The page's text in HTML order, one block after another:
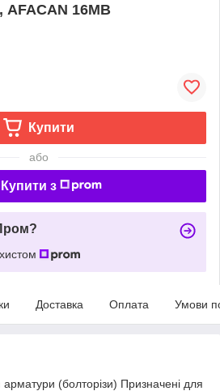
AFACAN 16МВ
Купити
або
Купити з
Доставка Оплата Умови
(болторізи) Призначені для